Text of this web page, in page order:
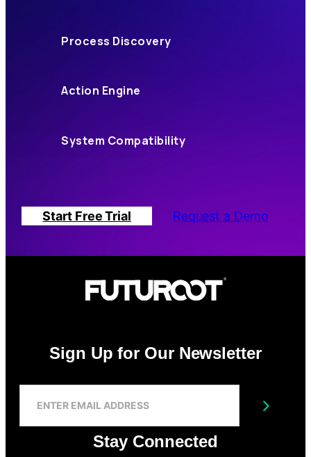
Process Discovery
Action Engine
System Compatibility
Start Free Trial Request a Demo
Sign Up for Our Newsletter
N
Submit
Stay Connected